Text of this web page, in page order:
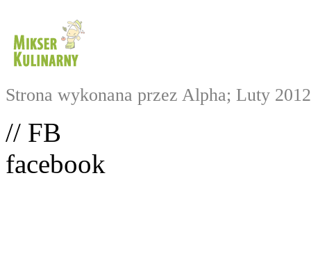
Strona wykonana przez Alpha; Luty 2012
// FB
facebook